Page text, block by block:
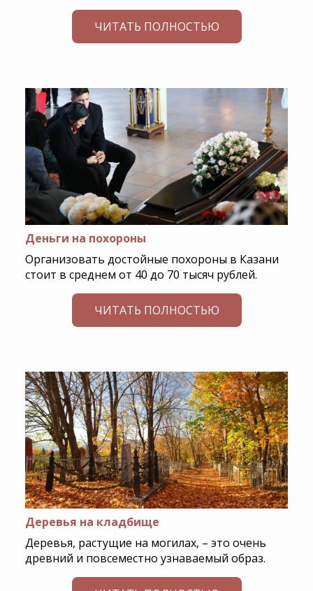
ЧИТАТЬ ПОЛНОСТЬЮ
Деньги на похороны
Организовать достойные похороны в Казани
стоит в среднем от 40 до 70 тысяч рублей.
ЧИТАТЬ ПОЛНОСТЬЮ
Деревья на кладбище
Деревья, растущие на могилах, – это очень
древний и повсеместно узнаваемый образ.